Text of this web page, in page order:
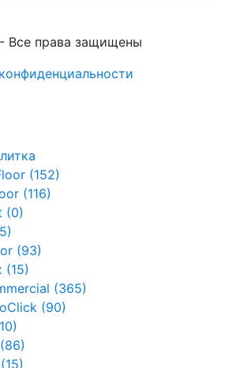
Все права защищены
(152)
(116)
(0)
(93)
(15)
(365)
(90)